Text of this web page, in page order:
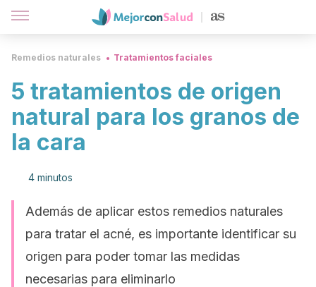
Remedios naturales Tratamientos faciales
5 tratamientos de origen
natural para los granos de
la cara
4 minutos
Además de aplicar estos remedios naturales
para tratar el acné, es importante identificar su
origen para poder tomar las medidas
necesarias para eliminarlo